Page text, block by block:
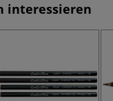
interessieren